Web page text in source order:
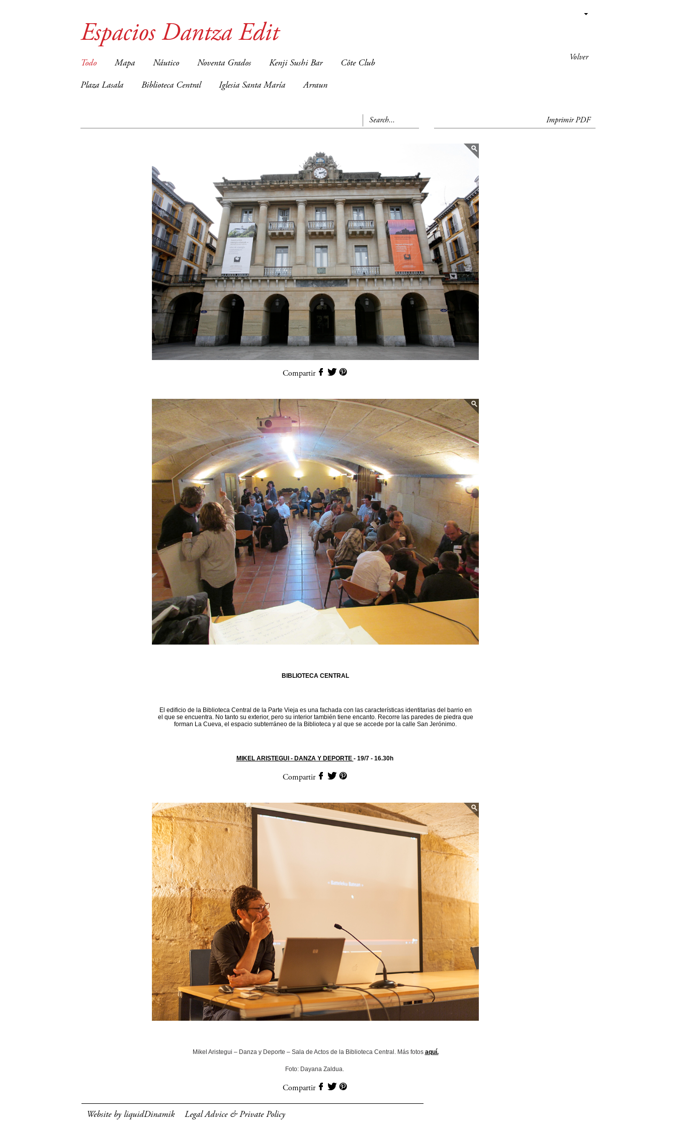
Volver
Espacios Dantza Edit
Todo Mapa Náutico Noventa Grados Kenji Sushi Bar Côte Club
Plaza Lasala Biblioteca Central Iglesia Santa María Arraun
Imprimir PDF
Compartir
BIBLIOTECA CENTRAL
El edificio de la Biblioteca Central de la Parte Vieja es una fachada con las características identitarias del barrio en
el que se encuentra. No tanto su exterior, pero su interior también tiene encanto. Recorre las paredes de piedra que
forman La Cueva, el espacio subterráneo de la Biblioteca y al que se accede por la calle San Jerónimo.
MIKEL ARISTEGUI - DANZA Y DEPORTE - 19/7 - 16.30h
Compartir
Mikel Aristegui – Danza y Deporte – Sala de Actos de la Biblioteca Central. Más fotos aquí.
Foto: Dayana Zaldua.
Compartir
Website by liquidDinamik Legal Advice & Private Policy